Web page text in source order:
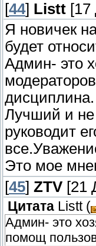
[44] Listt [17
Я новичек
будет
Админ- это
дисциплина.
Лучший и не
руководит
Это мое
[45] ZTV [21
Цитата Listt(
Админ- это
помощ